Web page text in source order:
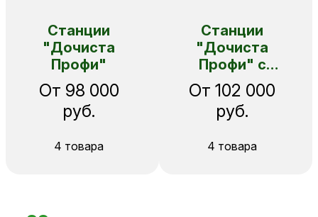
Станции
"Дочиста
Профи"
От 98 000
руб.
4 товара
Станции
"Дочиста
Профи" с
принудительной
откачкой
От 102 000
руб.
4 товара